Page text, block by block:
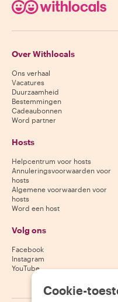
Over Withlocals
Ons verhaal
Vacatures
Duurzaamheid
Bestemmingen
Cadeaubonnen
Word partner
Hosts
Helpcentrum voor hosts
Annuleringsvoorwaarden voor
hosts
Algemene voorwaarden voor
hosts
Word een host
Volg ons
Facebook
Instagram
YouTube
Cookie-